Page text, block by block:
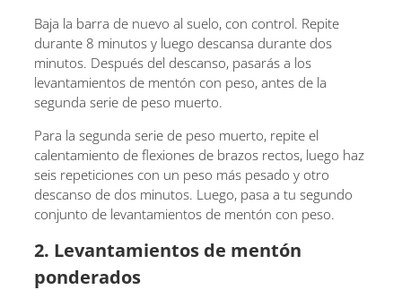
Baja la barra de nuevo al suelo, con control. Repite
durante 8 minutos y luego descansa durante dos
minutos. Después del descanso, pasarás a los
levantamientos de mentón con peso, antes de la
segunda serie de peso muerto.
Para la segunda serie de peso muerto, repite el
calentamiento de flexiones de brazos rectos, luego haz
seis repeticiones con un peso más pesado y otro
descanso de dos minutos. Luego, pasa a tu segundo
conjunto de levantamientos de mentón con peso.
2. Levantamientos de mentón
ponderados